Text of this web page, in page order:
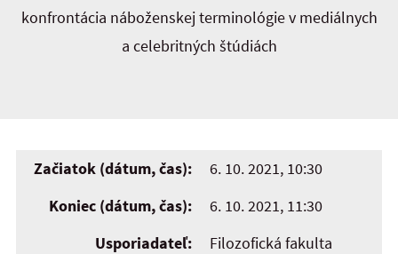
konfrontácia náboženskej terminológie v mediálnych
a celebritných štúdiách
Začiatok (dátum, čas):
6. 10. 2021, 10:30
Koniec (dátum, čas):
6. 10. 2021, 11:30
Usporiadateľ:
Filozofická fakulta